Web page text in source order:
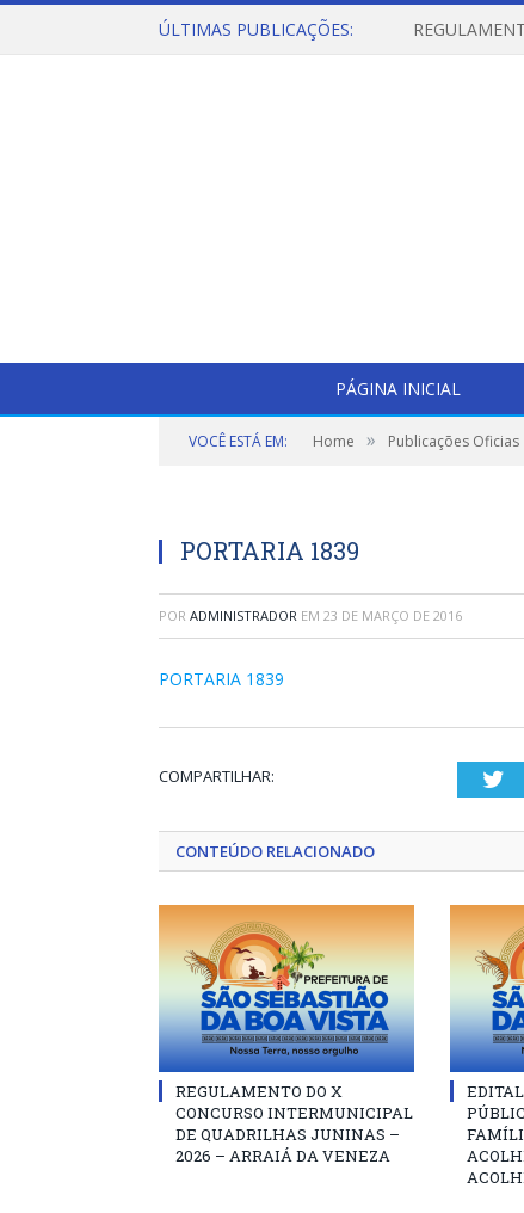
ÚLTIMAS PUBLICAÇÕES:
PÁGINA INICIAL
VOCÊ ESTÁ EM: Home » Publicações Oficias
PORTARIA 1839
POR ADMINISTRADOR EM 23 DE MARÇO DE 2016
PORTARIA 1839
COMPARTILHAR:
CONTEÚDO RELACIONADO
REGULAMENTO DO X
CONCURSO INTERMUNICIPAL
DE QUADRILHAS JUNINAS –
2026 – ARRAIÁ DA VENEZA